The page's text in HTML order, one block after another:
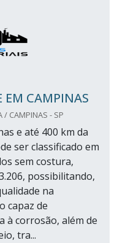
EM CAMPINAS
/ CAMPINAS - SP
e até 400 km da
ser classificado em
sem costura,
possibilitando,
na
capaz de
à corrosão, além de
tra...